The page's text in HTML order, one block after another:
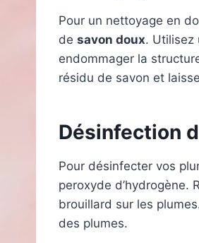
Pour un nettoyage en
de savon doux. Utilisez
endommager la
résidu de savon et
Désinfection
Pour désinfecter vos
peroxyde d’hydrogène.
brouillard sur les
des plumes.